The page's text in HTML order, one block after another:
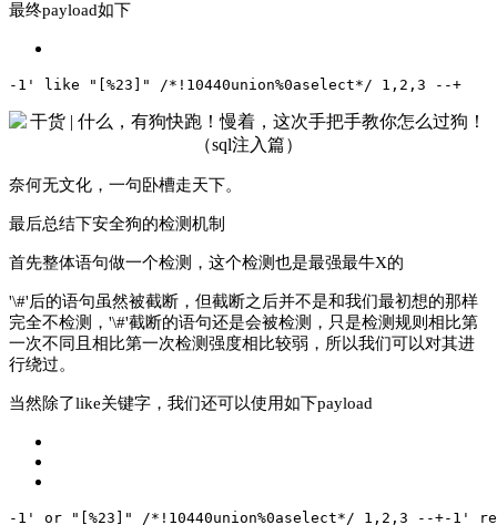
最终payload如下
-1' like "[%23]" /*!10440union%0aselect*/ 1,2,3 --+
奈何无文化，一句卧槽走天下。
最后总结下安全狗的检测机制
首先整体语句做一个检测，这个检测也是最强最牛X的
'\#'后的语句虽然被截断，但截断之后并不是和我们最初想的那样
完全不检测，'\#'截断的语句还是会被检测，只是检测规则相比第
一次不同且相比第一次检测强度相比较弱，所以我们可以对其进
行绕过。
当然除了like关键字，我们还可以使用如下payload
-1' or "[%23]" /*!10440union%0aselect*/ 1,2,3 --+-1'